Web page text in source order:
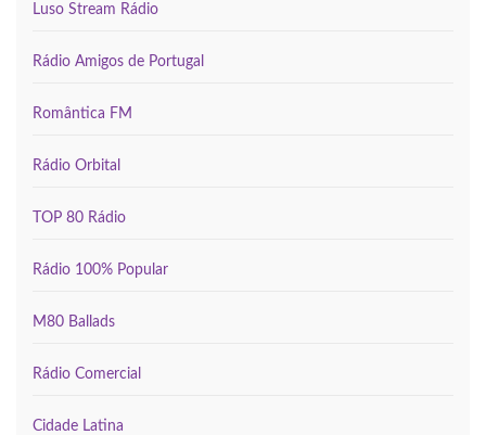
Luso Stream Rádio
Rádio Amigos de Portugal
Romântica FM
Rádio Orbital
TOP 80 Rádio
Rádio 100% Popular
M80 Ballads
Rádio Comercial
Cidade Latina